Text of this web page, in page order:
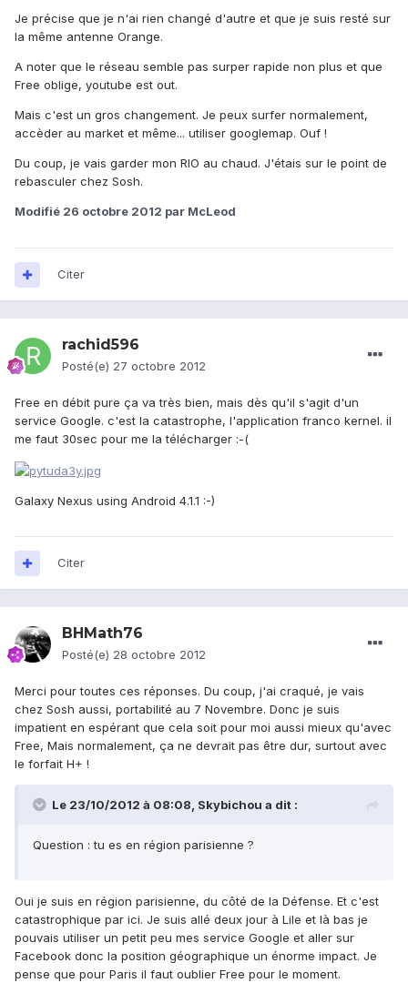
Je précise que je n'ai rien changé d'autre et que je suis resté sur
la même antenne Orange.
A noter que le réseau semble pas surper rapide non plus et que
Free oblige, youtube est out.
Mais c'est un gros changement. Je peux surfer normalement,
accèder au market et même... utiliser googlemap. Ouf !
Du coup, je vais garder mon RIO au chaud. J'étais sur le point de
rebasculer chez Sosh.
Modifié 26 octobre 2012 par McLeod
Citer
rachid596
Posté(e) 27 octobre 2012
Free en débit pure ça va très bien, mais dès qu'il s'agit d'un
service Google. c'est la catastrophe, l'application franco kernel. il
me faut 30sec pour me la télécharger :-(
Galaxy Nexus using Android 4.1.1 :-)
Citer
BHMath76
Posté(e) 28 octobre 2012
Merci pour toutes ces réponses. Du coup, j'ai craqué, je vais
chez Sosh aussi, portabilité au 7 Novembre. Donc je suis
impatient en espérant que cela soit pour moi aussi mieux qu'avec
Free, Mais normalement, ça ne devrait pas être dur, surtout avec
le forfait H+ !
Le 23/10/2012 à 08:08, Skybichou a dit :
Question : tu es en région parisienne ?
Oui je suis en région parisienne, du côté de la Défense. Et c'est
catastrophique par ici. Je suis allé deux jour à Lile et là bas je
pouvais utiliser un petit peu mes service Google et aller sur
Facebook donc la position géographique un énorme impact. Je
pense que pour Paris il faut oublier Free pour le moment.